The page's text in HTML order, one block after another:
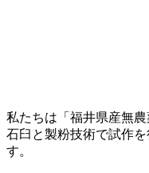
私たちは「福井県産無
石臼と製粉技術で試作を
す。